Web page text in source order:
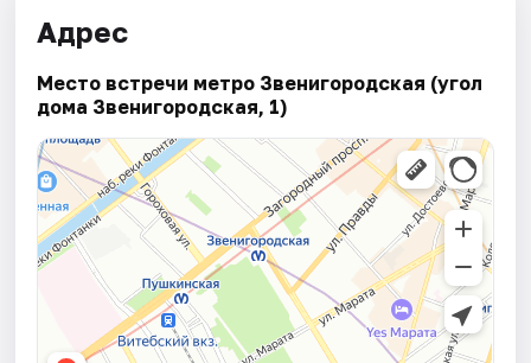
Адрес
Место встречи метро Звенигородская (угол
дома Звенигородская, 1)